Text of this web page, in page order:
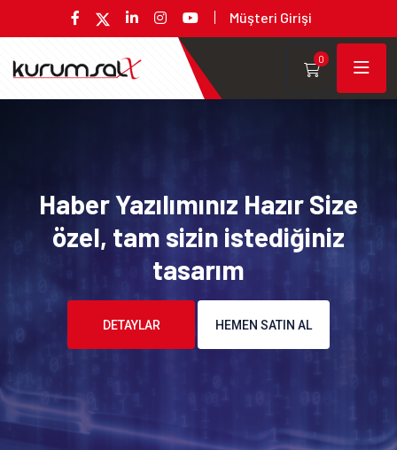
Müşteri Girişi
0
Haber Yazılımınız Hazır Size
özel, tam sizin istediğiniz
tasarım
DETAYLAR HEMEN SATIN AL